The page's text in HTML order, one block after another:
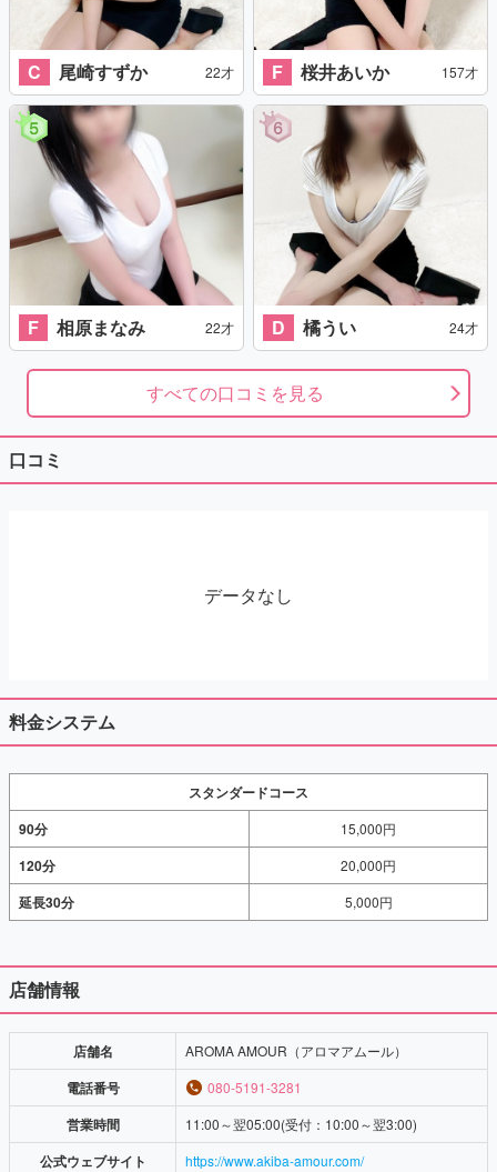
C 尾崎すずか 22才 F 桜井あいか 157才
F 相原まなみ 22才 D 橘うい 24才
すべての口コミを見る
口コミ
データなし
料金システム
スタンダードコース
90分
15,000円
120分 20,000円
延長30分 5,000円
店舗情報
店舗名 AROMA AMOUR（アロマアムール）
電話番号 080-5191-3281
営業時間 11:00～翌05:00(受付：10:00～翌3:00)
公式ウェブサイト https://www.akiba-amour.com/